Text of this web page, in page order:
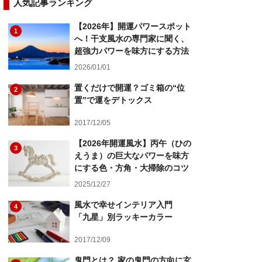
人気記事ランキング
1
【2026年】開運パワースポット
へ！干支風水の専門家に聞く、
超強力パワーを味方にする方法
2026/01/01
2
置くだけで開運？ゴミ箱の“位
置”で運をデトックス
2017/12/05
3
【2026年開運風水】丙午（ひの
えうま）の巨大なパワーを味方
にする色・方角・大掃除のコツ
2025/12/27
4
風水で幸せインテリア入門
「九星」別ラッキーカラー
2017/12/09